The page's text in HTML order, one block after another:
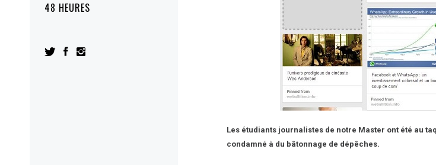
48 HEURES
Les étudiants journalistes de notre Master ont été au
condamné à du bâtonnage de dépêches.